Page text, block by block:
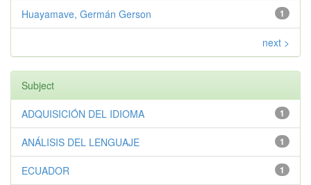
1
Huayamave, Germán Gerson
next >
Subject
1
ADQUISICIÓN DEL IDIOMA
1
ANÁLISIS DEL LENGUAJE
1
ECUADOR